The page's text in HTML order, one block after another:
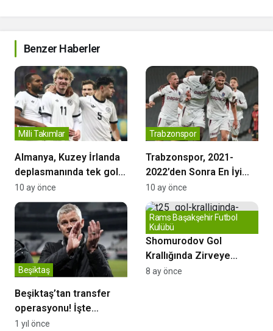
Benzer Haberler
Almanya, Kuzey İrlanda
deplasmanında tek golle
kazandı
Milli Takımlar
10 ay önce
Trabzonspor, 2021-
2022’den Sonra En İyi
Başlangıcını Yaptı
Trabzonspor
10 ay önce
Beşiktaş’tan transfer
operasyonu! İşte
listedeki yıldızlar
Beşiktaş
1 yıl önce
Shomurodov Gol
Krallığında Zirveye
Yerleşti
Rams Başakşehir Futbol
Kulübü
8 ay önce